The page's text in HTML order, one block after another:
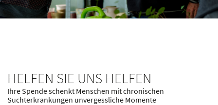
HELFEN SIE UNS HELFEN
Ihre Spende schenkt Menschen mit chronischen
Suchterkrankungen unvergessliche Momente